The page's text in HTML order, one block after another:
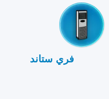
فري ستاند